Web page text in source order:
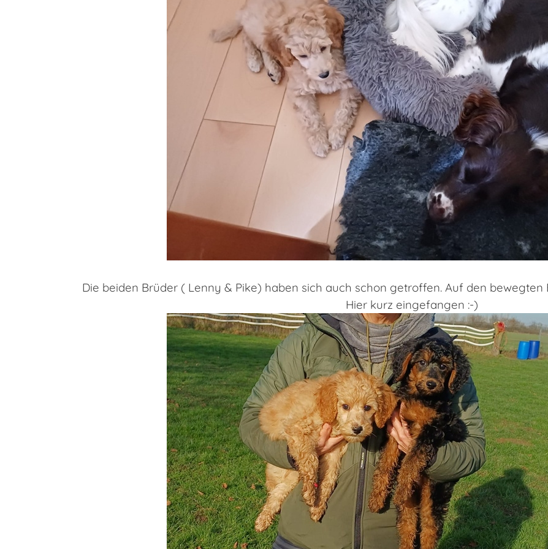
Die beiden Brüder ( Lenny & Pike) haben sich auch schon getroffen. Auf den bewegten
Hier kurz eingefangen :-)